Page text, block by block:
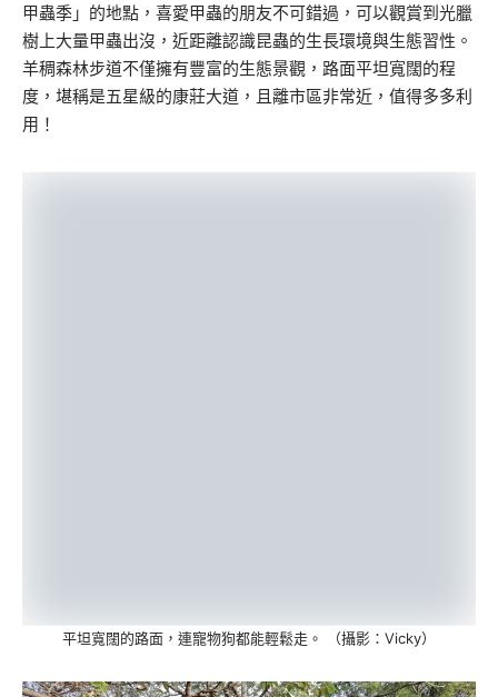
甲蟲季」的地點，喜愛甲蟲的朋友不可錯過，可以觀賞到光臘
樹上大量甲蟲出沒，近距離認識昆蟲的生長環境與生態習性。
羊稠森林步道不僅擁有豐富的生態景觀，路面平坦寬闊的程
度，堪稱是五星級的康莊大道，且離市區非常近，值得多多利
用！
平坦寬闊的路面，連寵物狗都能輕鬆走。 （攝影：Vicky）